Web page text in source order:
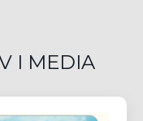
I MEDIA